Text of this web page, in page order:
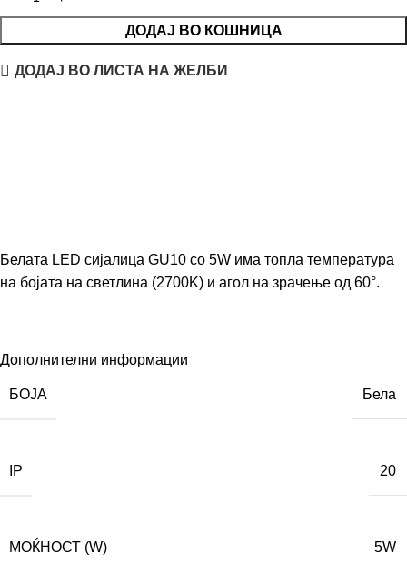
ДОДАЈ ВО КОШНИЦА
ДОДАЈ ВО ЛИСТА НА ЖЕЛБИ
Белата LED сијалица GU10 со 5W има топла температура
на бојата на светлина (2700K) и агол на зрачење од 60°.
Дополнителни информации
БОЈА Бела
IP 20
МОЌНОСТ (W) 5W